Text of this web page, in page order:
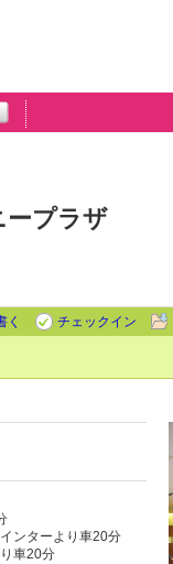
ープラザ
く
チェックイン
ンターより車20分
車20分